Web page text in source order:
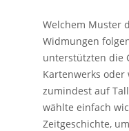
Welchem Muster
Widmungen
unterstützten die
Kartenwerks oder
zumindest auf
wählte einfach
Zeitgeschichte,